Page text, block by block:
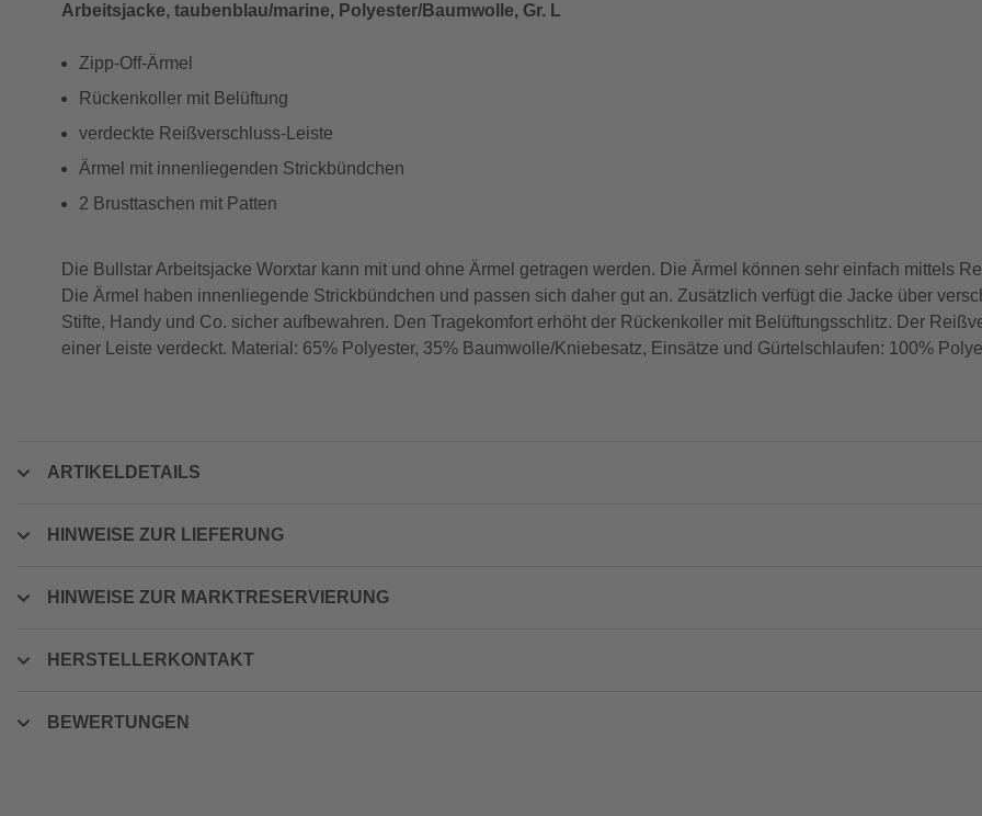
Arbeitsjacke, taubenblau/marine, Polyester/Baumwolle, Gr. L
Zipp-Off-Ärmel
Rückenkoller mit Belüftung
verdeckte Reißverschluss-Leiste
Ärmel mit innenliegenden Strickbündchen
2 Brusttaschen mit Patten
Die Bullstar Arbeitsjacke Worxtar kann mit und ohne Ärmel getragen werden. Die Ärmel können sehr einfach mittels
Die Ärmel haben innenliegende Strickbündchen und passen sich daher gut an. Zusätzlich verfügt die Jacke über
Stifte, Handy und Co. sicher aufbewahren. Den Tragekomfort erhöht der Rückenkoller mit Belüftungsschlitz. Der
einer Leiste verdeckt. Material: 65% Polyester, 35% Baumwolle/Kniebesatz, Einsätze und Gürtelschlaufen: 100%
ARTIKELDETAILS
HINWEISE ZUR LIEFERUNG
HINWEISE ZUR MARKTRESERVIERUNG
HERSTELLERKONTAKT
BEWERTUNGEN